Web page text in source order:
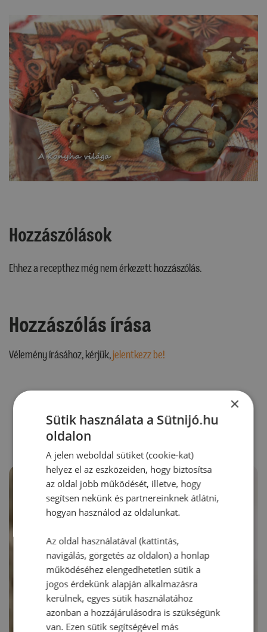
Hozzászólások
Ehhez a recepthez még nem érkezett hozzászólás.
Hozzászólás írása
Vélemény írásához, kérjük,jelentkezz be!
RECEPTAJÁNLÓ ×
Sütik használata a Sütnijó.hu
oldalon
A jelen weboldal sütiket (cookie-kat)
helyez el az eszközeiden, hogy biztosítsa
az oldal jobb működését, illetve, hogy
segítsen nekünk és partnereinknek átlátni,
hogyan használod az oldalunkat.
Az oldal használatával (kattintás,
navigálás, görgetés az oldalon) a honlap
működéséhez elengedhetetlen sütik a
jogos érdekünk alapján alkalmazásra
kerülnek, egyes sütik használatához
azonban a hozzájárulásodra is szükségünk
van. Ezen sütik segítségével más